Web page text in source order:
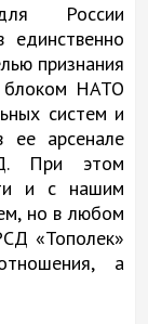
России
единственно
признания
блоком НАТО
систем и
ее арсенале
При этом
и с нашим
но в любом
«Тополек»
а